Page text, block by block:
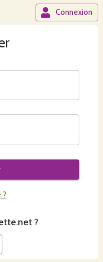
Connexion
?
?